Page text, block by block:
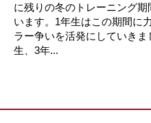
に残りの冬のトレーニング
います。1年生はこの期間に
ラー争いを活発にしていき
生、3年...